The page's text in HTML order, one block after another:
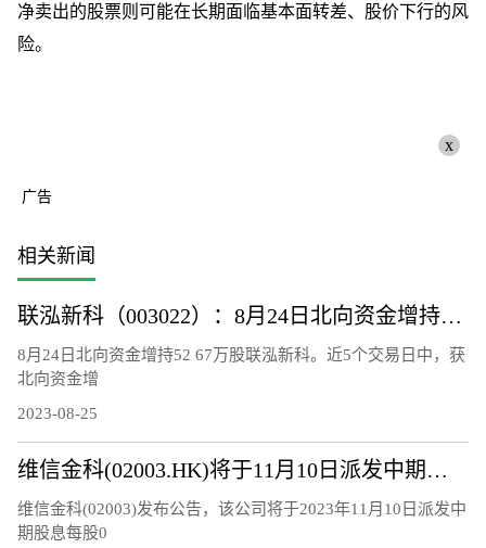
净卖出的股票则可能在长期面临基本面转差、股价下行的风
险。
x
广告
相关新闻
联泓新科（003022）：8月24日北向资金增持52.67万股
8月24日北向资金增持52 67万股联泓新科。近5个交易日中，获
北向资金增
2023-08-25
维信金科(02003.HK)将于11月10日派发中期股息每股0.15港元
维信金科(02003)发布公告，该公司将于2023年11月10日派发中
期股息每股0